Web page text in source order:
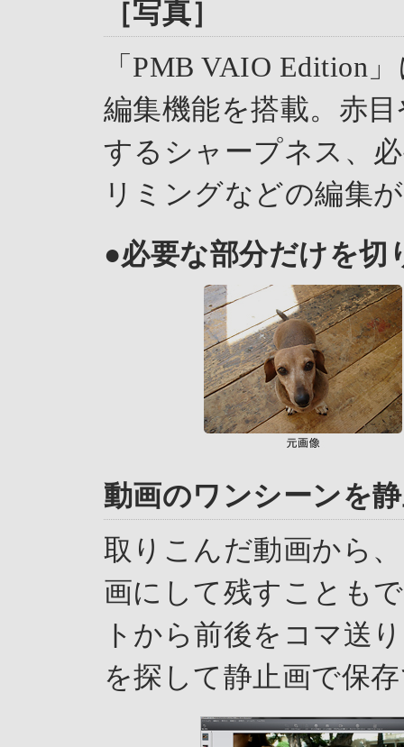
［写真］
「PMB VAIO Edition
編集機能を搭載。赤
するシャープネス、
リミングなどの編集
●必要な部分だけを切
動画のワンシーンを
取りこんだ動画から
画にして残すことも
トから前後をコマ送
を探して静止画で保